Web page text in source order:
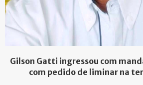
Gilson Gatti ingressou com
com pedido de liminar na